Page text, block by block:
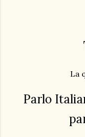
La
Parlo